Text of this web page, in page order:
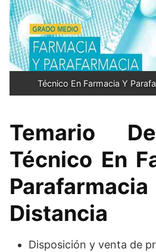
Técnico En Farmacia Y
Temario
Técnico En
Distancia
Disposición y venta de